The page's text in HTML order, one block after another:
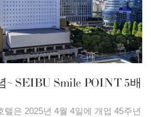
~ SEIBU Smile POINT 5배
텔은 2025년 4월 4일에 개업 45주년